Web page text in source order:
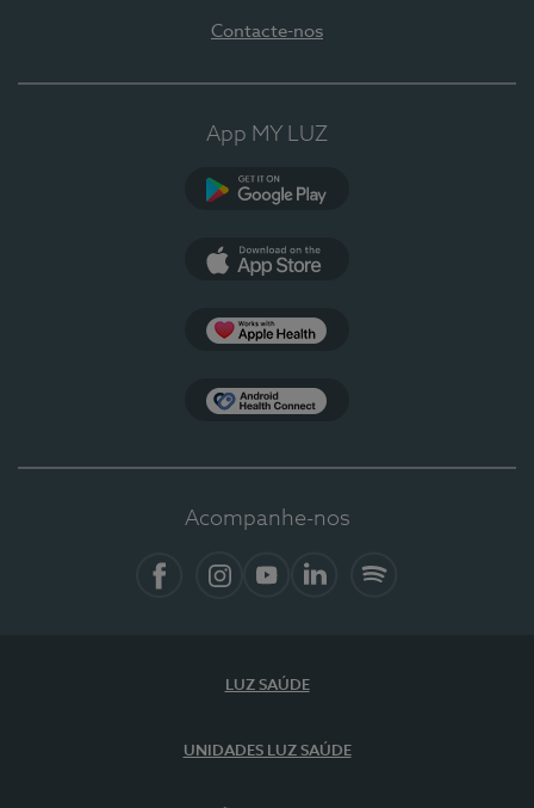
Contacte-nos
App MY LUZ
Acompanhe-nos
LUZ SAÚDE
UNIDADES LUZ SAÚDE